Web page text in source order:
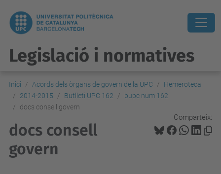
Legislació i normatives
Inici Acords dels òrgans de govern de la UPC
Hemeroteca
2014-2015
Butlleti UPC 162
bupc num 162
docs consell govern
Comparteix:
docs consell
govern